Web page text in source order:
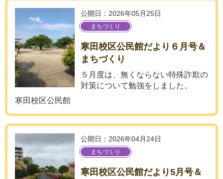
公開日：2026年05月25日
まちづくり
寒田校区公民館だより６月号＆
まちづくり
５月度は、無くならない特殊詐欺の
対策について勉強をしました。
寒田校区公民館
公開日：2026年04月24日
まちづくり
寒田校区公民館だより5月号＆